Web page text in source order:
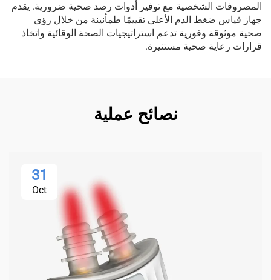
المصروفات الشخصية مع توفير أدوات رصد صحية ضرورية. يقدم
جهاز قياس ضغط الدم الأعلى تقييمًا طمأنينة من خلال رؤى
صحية موثوقة وفورية تدعم استراتيجيات الصحة الوقائية واتخاذ
قرارات رعاية صحية مستنيرة.
نصائح عملية
31
Oct